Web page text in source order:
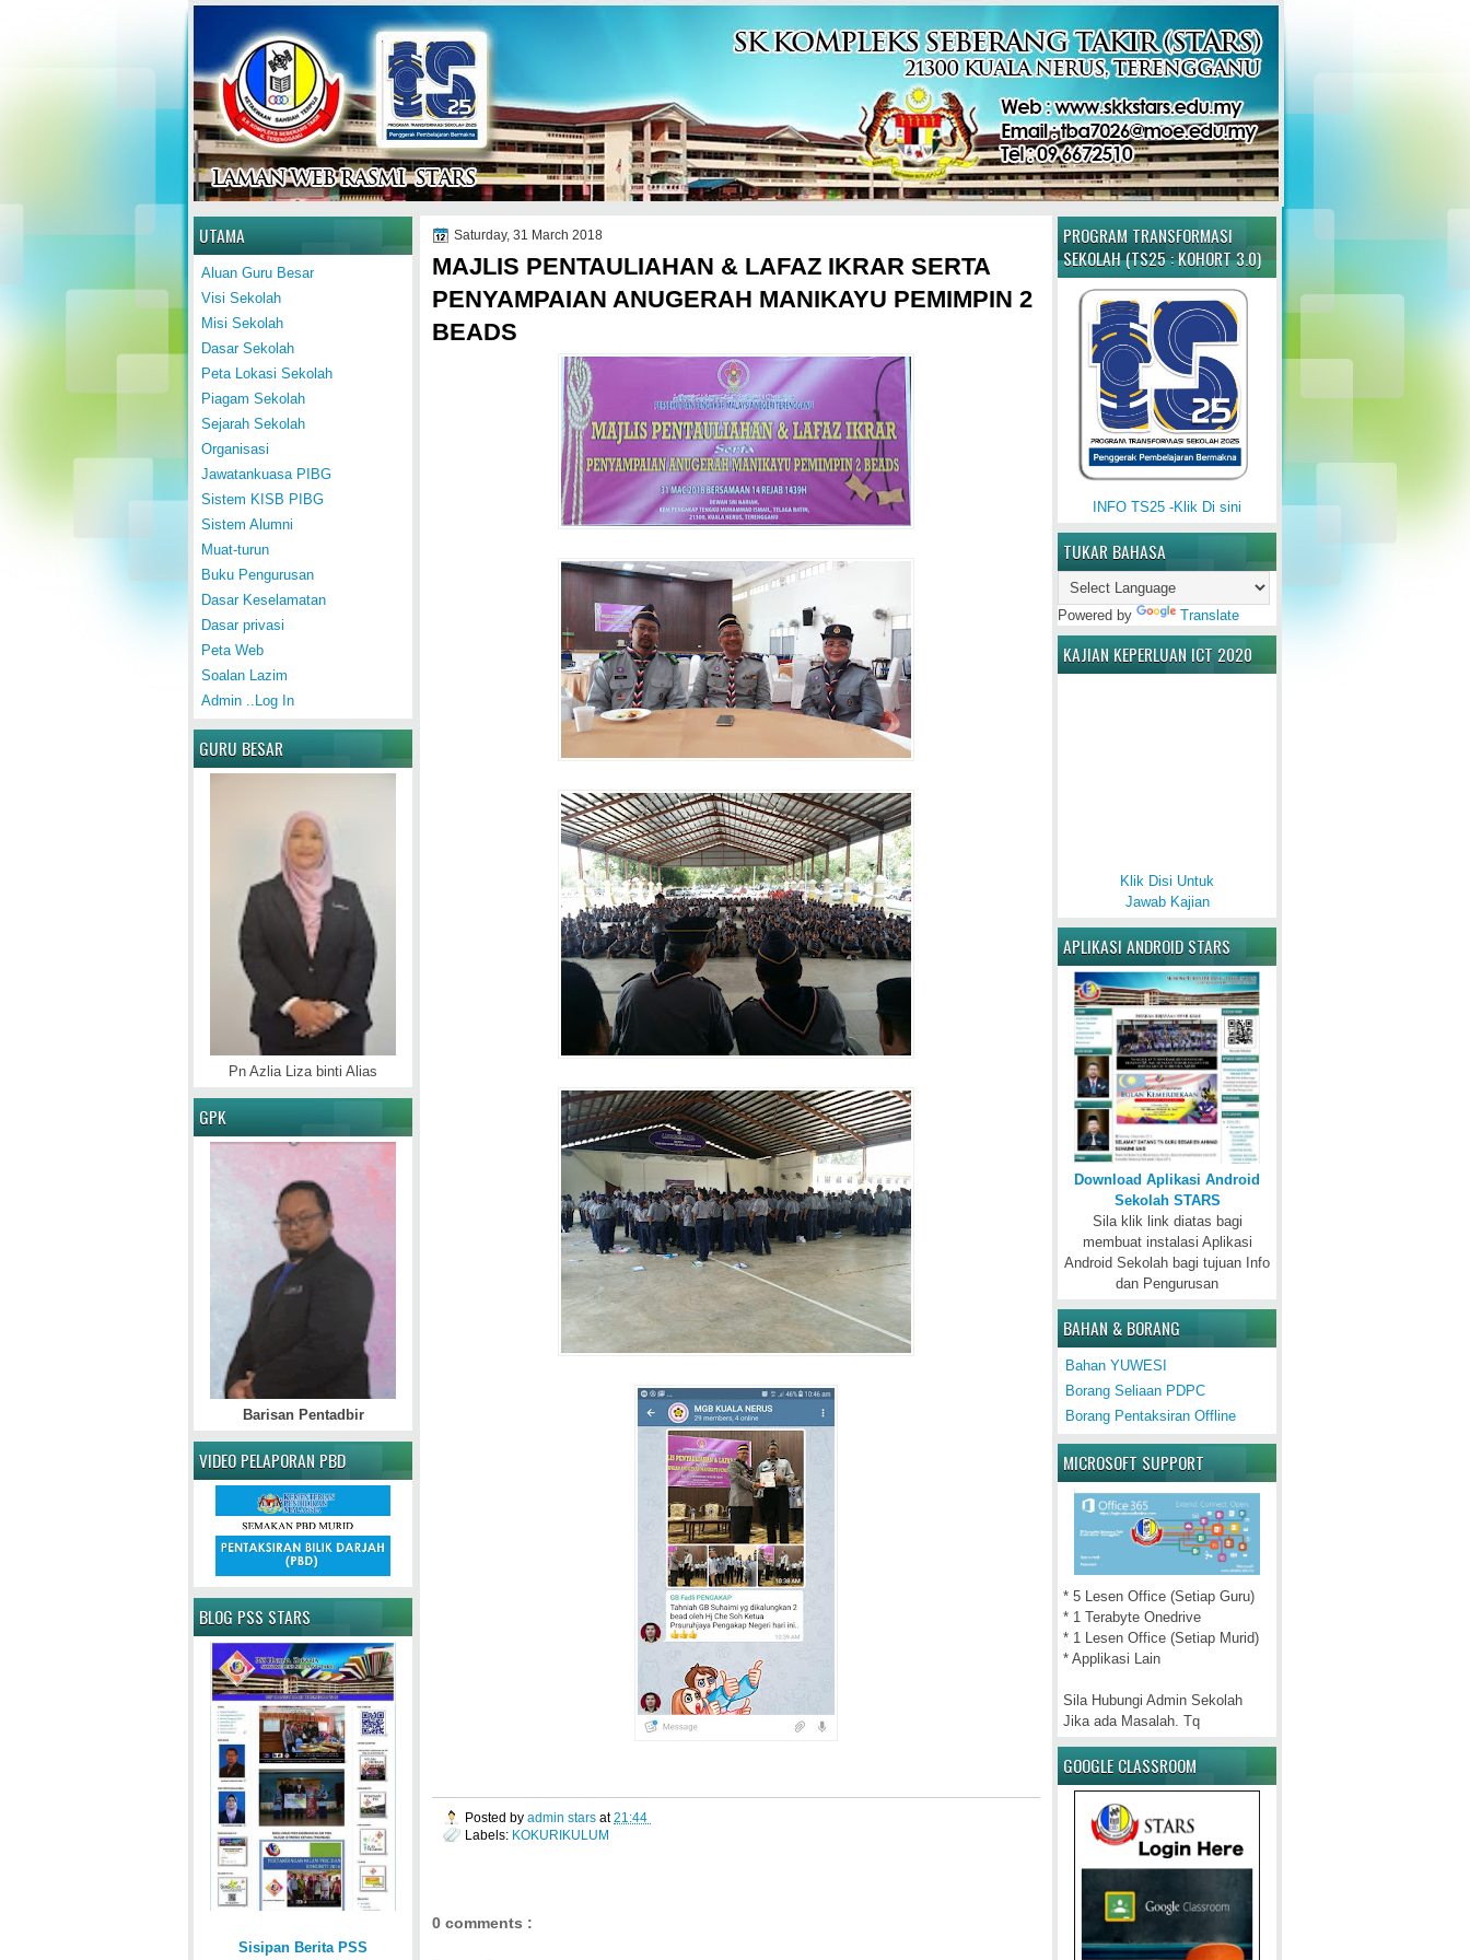
Home
PROGRAM TRANSFORMASI
SEKOLAH (TS25 : KOHORT 3.0)
INFO TS25 -Klik Di sini
TUKAR BAHASA
Powered by Translate
KAJIAN KEPERLUAN ICT 2020
Klik Disi Untuk
Jawab Kajian
APLIKASI ANDROID STARS
Download Aplikasi Android
Sekolah STARS
Sila klik link diatas bagi
membuat instalasi Aplikasi
Android Sekolah bagi tujuan Info
dan Pengurusan
BAHAN & BORANG
Bahan YUWESI
Borang Seliaan PDPC
Borang Pentaksiran Offline
MICROSOFT SUPPORT
* 5 Lesen Office (Setiap Guru)
* 1 Terabyte Onedrive
* 1 Lesen Office (Setiap Murid)
* Applikasi Lain
Sila Hubungi Admin Sekolah
Jika ada Masalah. Tq
GOOGLE CLASSROOM
Saturday, 31 March 2018
MAJLIS PENTAULIAHAN & LAFAZ IKRAR SERTA
PENYAMPAIAN ANUGERAH MANIKAYU PEMIMPIN 2
BEADS
Posted by admin stars at21:44
Labels: KOKURIKULUM
0 comments :
UTAMA
Aluan Guru Besar
Visi Sekolah
Misi Sekolah
Dasar Sekolah
Peta Lokasi Sekolah
Piagam Sekolah
Sejarah Sekolah
Organisasi
Jawatankuasa PIBG
Sistem KISB PIBG
Sistem Alumni
Muat-turun
Buku Pengurusan
Dasar Keselamatan
Dasar privasi
Peta Web
Soalan Lazim
Admin ..Log In
GURU BESAR
Pn Azlia Liza binti Alias
GPK
Barisan Pentadbir
VIDEO PELAPORAN PBD
BLOG PSS STARS
Sisipan Berita PSS